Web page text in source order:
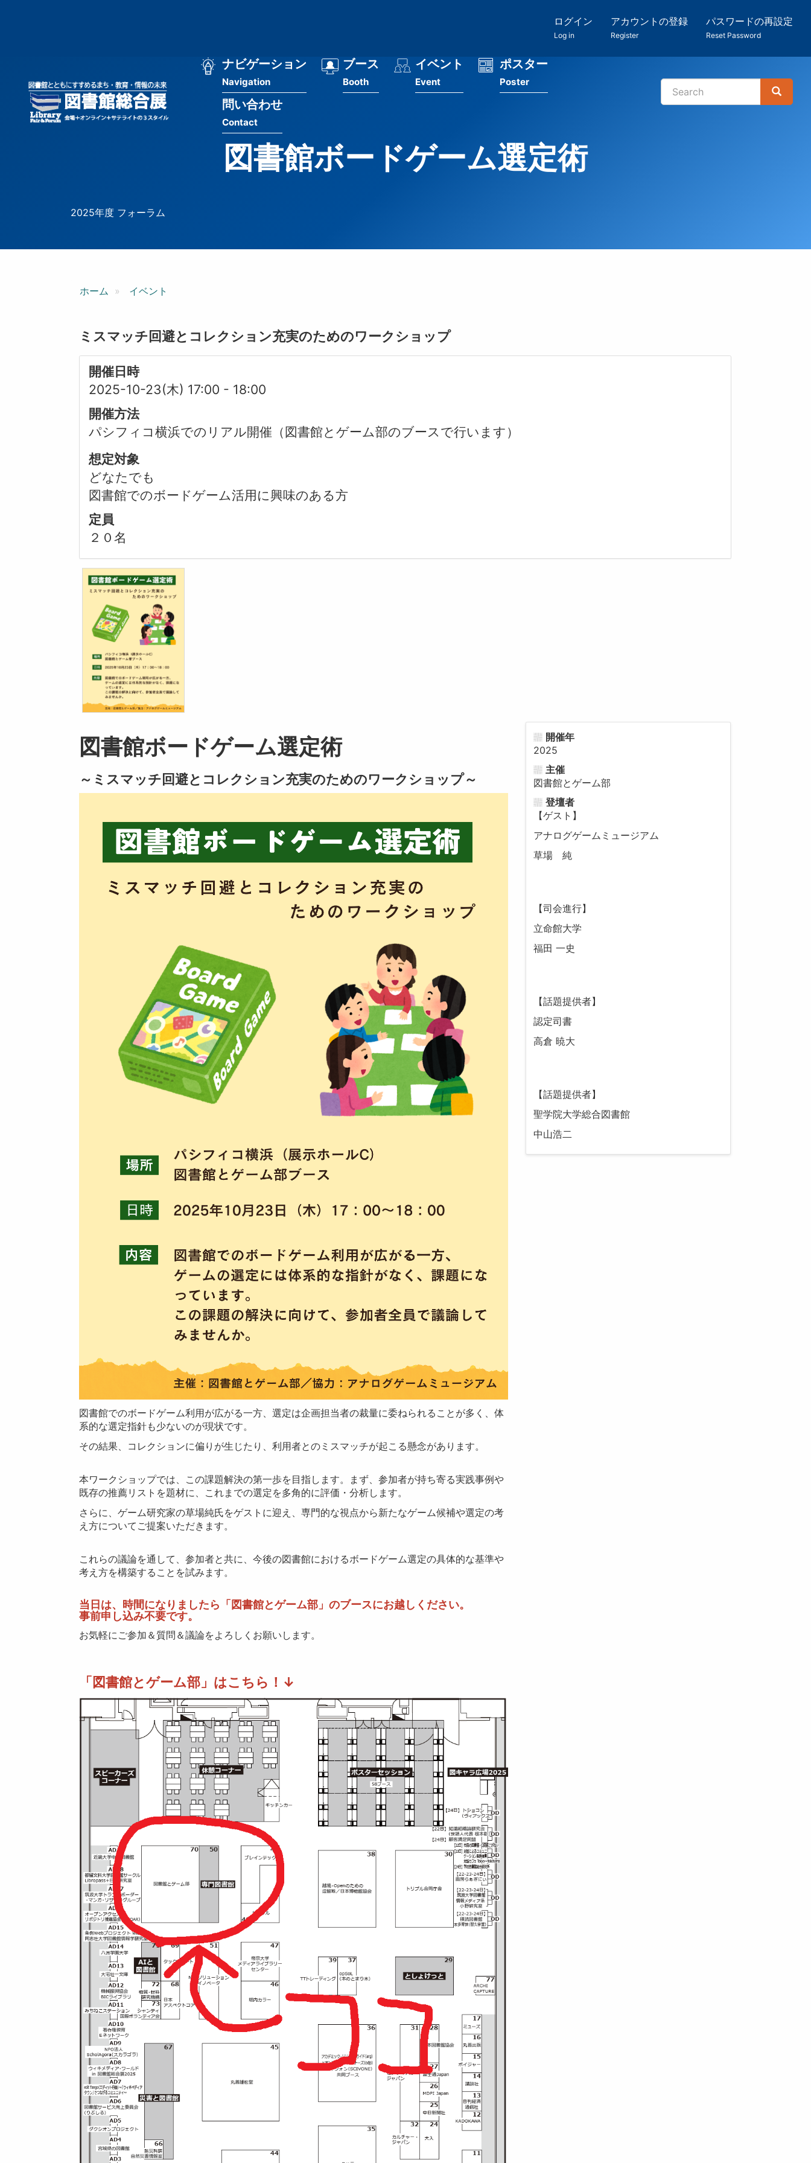
ー
ザ
ログイン
Log in
アカウントの登録
Register
パスワードの再設定
Reset Password
メ
ョ
ナビゲーション
Navigation
ブース
Booth
イベント
Event
ポスター
Poster
問い合わせ
Contact
検
Search
Search
図書館ボードゲーム選定術
2025年度 フォーラム
ホーム イベント
ミスマッチ回避とコレクション充実のためのワークショップ
開催日時
2025-10-23(木) 17:00 - 18:00
開催方法
パシフィコ横浜でのリアル開催（図書館とゲーム部のブースで行います）
想定対象
どなたでも
図書館でのボードゲーム活用に興味のある方
定員
２０名
図書館ボードゲーム選定術
～ミスマッチ回避とコレクション充実のためのワークショップ～
図書館でのボードゲーム利用が広がる一方、選定は企画担当者の裁量に委ねられることが多く、体
系的な選定指針も少ないのが現状です。
その結果、コレクションに偏りが生じたり、利用者とのミスマッチが起こる懸念があります。
本ワークショップでは、この課題解決の第一歩を目指します。まず、参加者が持ち寄る実践事例や
既存の推薦リストを題材に、これまでの選定を多角的に評価・分析します。
さらに、ゲーム研究家の草場純氏をゲストに迎え、専門的な視点から新たなゲーム候補や選定の考
え方についてご提案いただきます。
これらの議論を通して、参加者と共に、今後の図書館におけるボードゲーム選定の具体的な基準や
考え方を構築することを試みます。
当日は、時間になりましたら「図書館とゲーム部」のブースにお越しください。
事前申し込み不要です。
お気軽にご参加＆質問＆議論をよろしくお願いします。
「図書館とゲーム部」はこちら！↓
開催年
2025
主催
図書館とゲーム部
登壇者
【ゲスト】
アナログゲームミュージアム
草場 純
【司会進行】
立命館大学
福田 一史
【話題提供者】
認定司書
高倉 暁大
【話題提供者】
聖学院大学総合図書館
中山浩二